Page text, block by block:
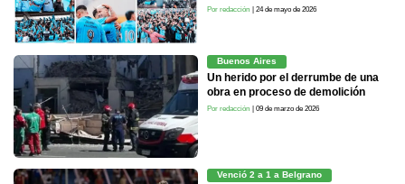
Por redacción | 24 de mayo de 2026
Buenos Aires
Un herido por el derrumbe de una
obra en proceso de demolición
Por redacción | 09 de marzo de 2026
Venció 2 a 1 a Belgrano